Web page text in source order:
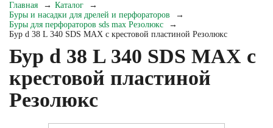
Главная
Каталог
Буры и насадки для дрелей и перфораторов
Буры для перфораторов sds max Резолюкс
Бур d 38 L 340 SDS MAX с крестовой пластиной Резолюкс
Бур d 38 L 340 SDS MAX с
крестовой пластиной
Резолюкс